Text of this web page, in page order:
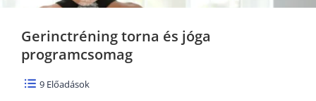
Gerinctréning torna és jóga
programcsomag
9 Előadások